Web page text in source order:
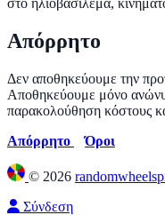
στο ηλιοβασίλεμα,
Απόρρητο
Δεν αποθηκεύουμε την
Αποθηκεύουμε μόνο
παρακολούθηση κόστους
Απόρρητο
Όροι
© 2026
Σύνδεση